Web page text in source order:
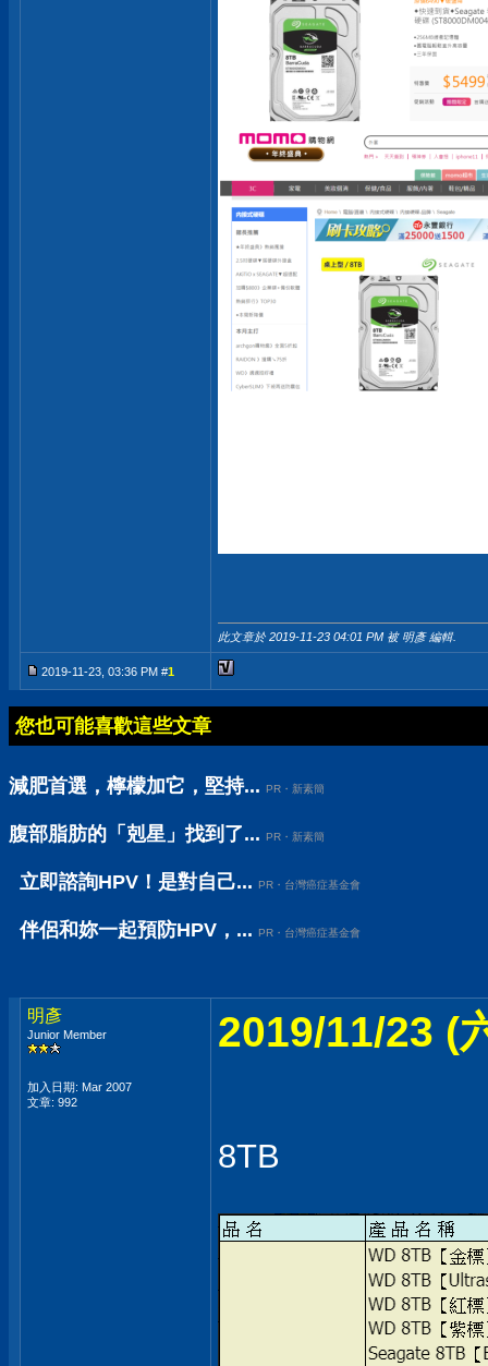
此文章於 2019-11-23 04:01 PM 被 明彥 編輯.
2019-11-23, 03:36 PM #1
您也可能喜歡這些文章
減肥首選，檸檬加它，堅持... PR・新素簡
腹部脂肪的「剋星」找到了... PR・新素簡
立即諮詢HPV！是對自己... PR・台灣癌症基金會
伴侶和妳一起預防HPV，... PR・台灣癌症基金會
明彥
Junior Member
加入日期: Mar 2007
文章: 992
2019/11/23 (
8TB